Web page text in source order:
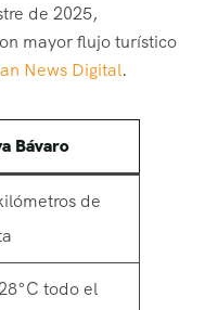
de 2025,
mayor flujo turístico
News Digital.
Bávaro
de
todo el